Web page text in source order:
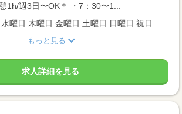
1h/週3日〜OK＊ ・7：30〜1...
曜日 木曜日 金曜日 土曜日 日曜日 祝日
もっと見る
求人詳細を見る